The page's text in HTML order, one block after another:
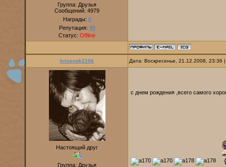
Группа: Друзья
Сообщений: 4979
Награды: 0
Репутация: 49
Статус: Offline
krisenok2106 Дата: Воскресенье, 21.12.2008,
Настоящий друг
Группа: Друзья
с днем рождения ,всего самого